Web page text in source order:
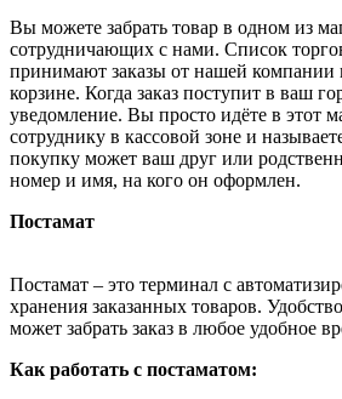
Вы можете забрать товар в одном из
сотрудничающих с нами. Список
принимают заказы от нашей компании
корзине. Когда заказ поступит в ваш
уведомление. Вы просто идёте в этот
сотруднику в кассовой зоне и
покупку может ваш друг или
номер и имя, на кого он оформлен.
Постамат
Постамат – это терминал с
хранения заказанных товаров.
может забрать заказ в любое удобное
Как работать с постаматом: